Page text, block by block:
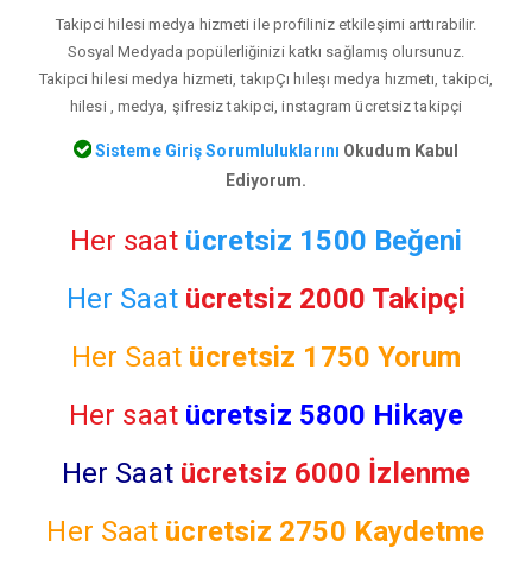
Takipci hilesi medya hizmeti ile profiliniz etkileşimi arttırabilir.
Sosyal Medyada popülerliğinizi katkı sağlamış olursunuz.
Takipci hilesi medya hizmeti, takıpÇı hıleşı medya hızmetı, takipci,
hilesi , medya, şifresiz takipci, instagram ücretsiz takipçi
Sisteme Giriş Sorumluluklarını Okudum Kabul
Ediyorum.
Her saat ücretsiz 1500 Beğeni
Her Saat ücretsiz 2000 Takipçi
Her Saat ücretsiz 1750 Yorum
Her saat ücretsiz 5800 Hikaye
Her Saat ücretsiz 6000 İzlenme
Her Saat ücretsiz 2750 Kaydetme